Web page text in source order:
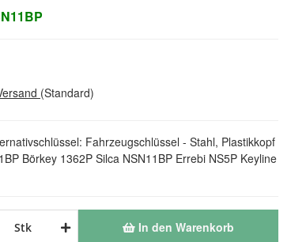
Fahrzeugschlüssel - Stahl, Plastikkopf
Börkey 1362P Silca NSN11BP Errebi NS5P Keyline
(Standard)
Stk In den Warenkorb